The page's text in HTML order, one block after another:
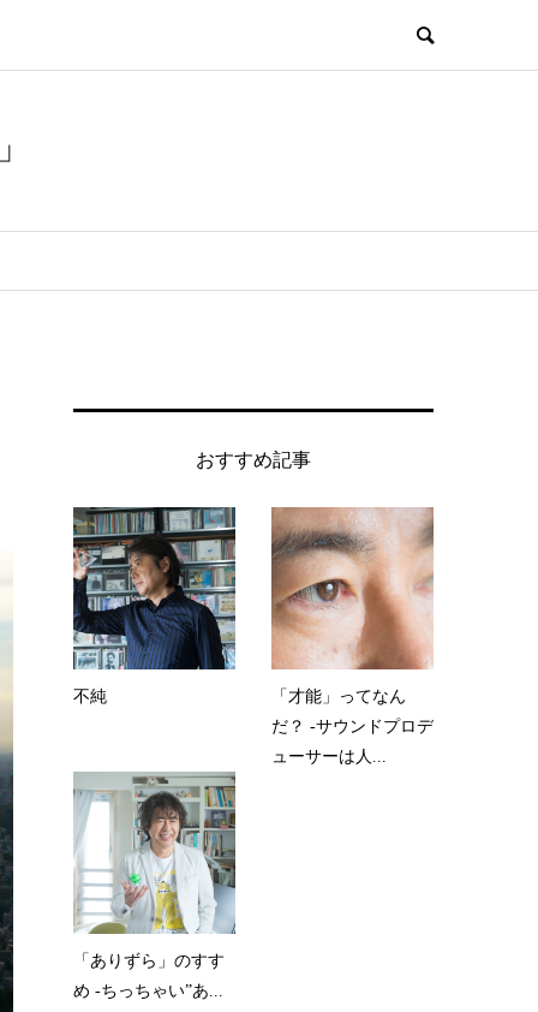
おすすめ記事
不純
「才能」ってなん
だ？ -サウンドプロデ
ューサーは人...
「ありずら」のすす
め -ちっちゃい”あ...